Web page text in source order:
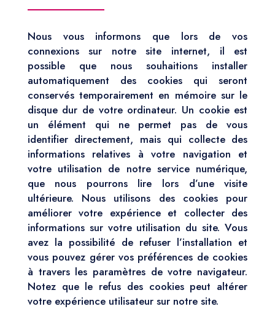
Nous vous informons que lors de vos
connexions sur notre site internet, il est
possible que nous souhaitions installer
automatiquement des cookies qui seront
conservés temporairement en mémoire sur le
disque dur de votre ordinateur. Un cookie est
un élément qui ne permet pas de vous
identifier directement, mais qui collecte des
informations relatives à votre navigation et
votre utilisation de notre service numérique,
que nous pourrons lire lors d’une visite
ultérieure. Nous utilisons des cookies pour
améliorer votre expérience et collecter des
informations sur votre utilisation du site. Vous
avez la possibilité de refuser l’installation et
vous pouvez gérer vos préférences de cookies
à travers les paramètres de votre navigateur.
Notez que le refus des cookies peut altérer
votre expérience utilisateur sur notre site.